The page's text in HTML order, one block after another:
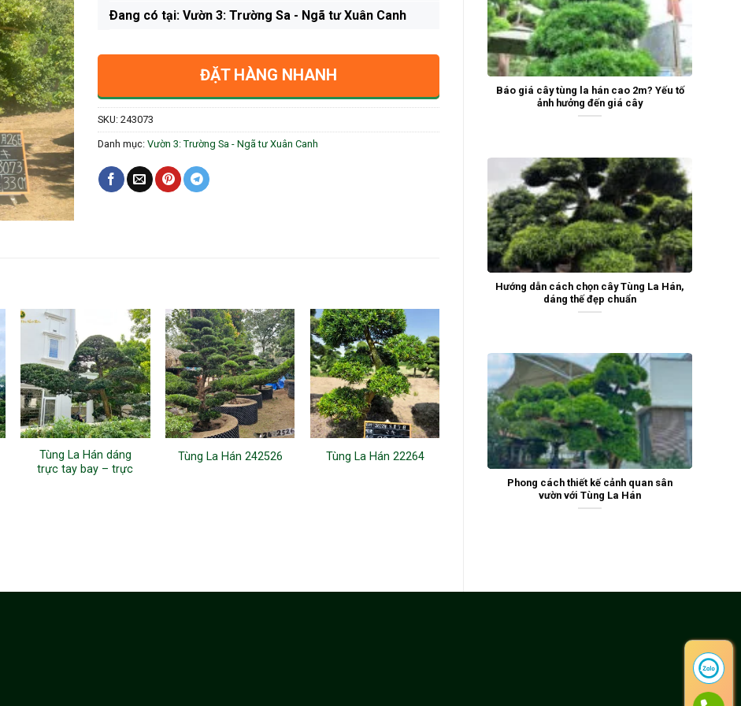
Báo giá cây tùng la hán cao 2m? Yếu tố
ảnh hưởng đến giá cây
Hướng dẫn cách chọn cây Tùng La Hán,
dáng thế đẹp chuẩn
Phong cách thiết kế cảnh quan sân
vườn với Tùng La Hán
Ðang có tại: Vườn 3: Trường Sa - Ngã tư Xuân Canh
ĐẶT HÀNG NHANH
SKU: 243073
Danh mục: Vườn 3: Trường Sa - Ngã tư Xuân Canh
Tùng La Hán dáng
trực tay bay – trực
Tùng La Hán 242526 Tùng La Hán 22264 Tùng La Hán 243588 Tùng La Hán w324